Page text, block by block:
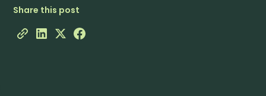
Share this post